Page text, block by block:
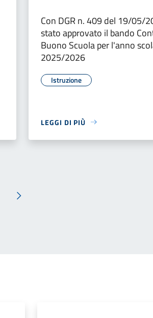
Con DGR n. 409 del 19/05/
stato approvato il bando
Buono Scuola per l'anno
2025/2026
Istruzione
LEGGI DI PIÙ
Pagina successiva